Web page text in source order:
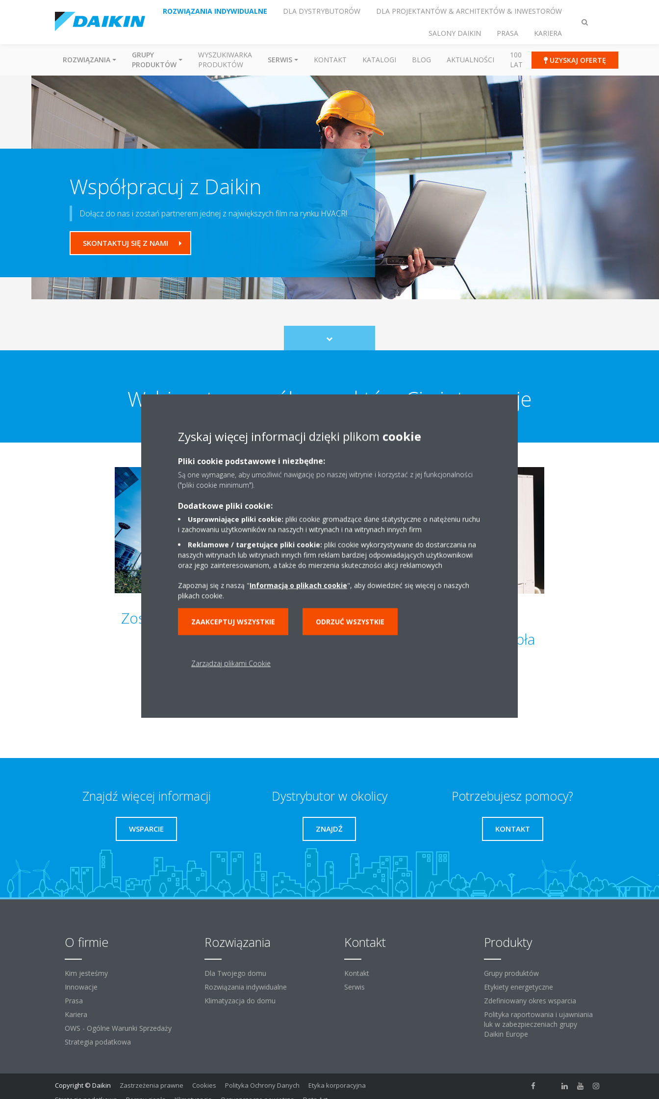
Przełącz
ROZWIĄZANIA INDYWIDUALNE DLA DYSTRYBUTORÓW DLA PROJEKTANTÓW & ARCHITEKTÓW & INWESTORÓW
SALONY DAIKIN PRASA KARIERA
ROZWIĄZANIA
GRUPY
PRODUKTÓW
WYSZUKIWARKA
PRODUKTÓW
SERWIS KONTAKT KATALOGI BLOG AKTUALNOŚCI
100
LAT
UZYSKAJ OFERTĘ
Współpracuj z Daikin
Dołącz do nas i zostań partnerem jednej z największych film na rynku HVACR!
SKONTAKTUJ SIĘ Z NAMI
Scroll
to
Wybierz typ współpracy, który Cię interesuje
Zostań ekspertem rozwiązań
komercyjnych!
Zostań Partnerem
sprzedającym Pompy Ciepła
Znajdź więcej informacji
WSPARCIE
Dystrybutor w okolicy
ZNAJDŹ
Potrzebujesz pomocy?
KONTAKT
O firmie
Kim jesteśmy
Innowacje
Prasa
Kariera
OWS - Ogólne Warunki Sprzedaży
Strategia podatkowa
Rozwiązania
Dla Twojego domu
Rozwiązania indywidualne
Klimatyzacja do domu
Kontakt
Kontakt
Serwis
Produkty
Grupy produktów
Etykiety energetyczne
Zdefiniowany okres wsparcia
Polityka raportowania i ujawniania
luk w zabezpieczeniach grupy
Daikin Europe
Copyright © Daikin Zastrzeżenia prawne Cookies Polityka Ochrony Danych
Etyka korporacyjna
Zyskaj więcej informacji dzięki plikom cookie
Pliki cookie podstawowe i niezbędne:
Są one wymagane, aby umożliwić nawigację po naszej witrynie i korzystać z jej funkcjonalności
("pliki cookie minimum").
Dodatkowe pliki cookie:
Usprawniające pliki cookie: pliki cookie gromadzące dane statystyczne o natężeniu ruchu
i zachowaniu użytkowników na naszych i witrynach i na witrynach innych firm
Reklamowe / targetujące pliki cookie: pliki cookie wykorzystywane do dostarczania na
naszych witrynach lub witrynach innych firm reklam bardziej odpowiadających użytkownikowi
oraz jego zainteresowaniom, a także do mierzenia skuteczności akcji reklamowych
Zapoznaj się z naszą "Informacją o plikach cookie", aby dowiedzieć się więcej o naszych
plikach cookie.
ZAAKCEPTUJ WSZYSTKIE ODRZUĆ WSZYSTKIE
Zarządzaj plikami Cookie